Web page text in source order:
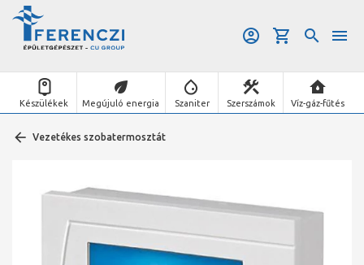
Készülékek Megújuló energia Szaniter Szerszámok Víz-gáz-fűtés
Vezetékes szobatermosztát